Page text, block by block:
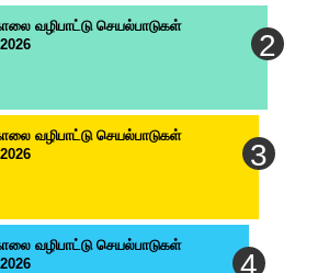
வழிபாட்டு செயல்பாடுகள்
வழிபாட்டு செயல்பாடுகள்
வழிபாட்டு செயல்பாடுகள்